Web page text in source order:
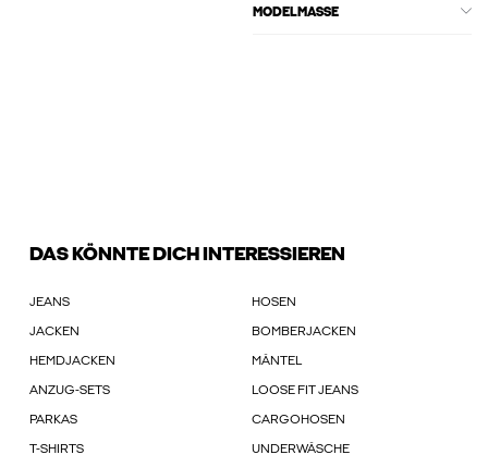
MODELMASSE
DAS KÖNNTE DICH INTERESSIEREN
JEANS HOSEN
JACKEN BOMBERJACKEN
HEMDJACKEN MÄNTEL
ANZUG-SETS LOOSE FIT JEANS
PARKAS CARGOHOSEN
T-SHIRTS UNDERWÄSCHE